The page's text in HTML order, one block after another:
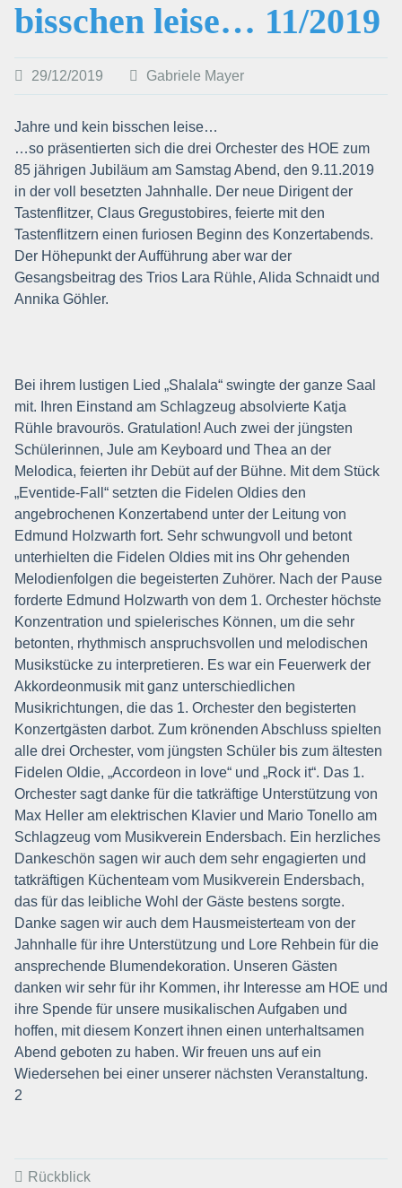
bisschen leise… 11/2019
29/12/2019 Gabriele Mayer
Jahre und kein bisschen leise…
…so präsentierten sich die drei Orchester des HOE zum
85 jährigen Jubiläum am Samstag Abend, den 9.11.2019
in der voll besetzten Jahnhalle. Der neue Dirigent der
Tastenflitzer, Claus Gregustobires, feierte mit den
Tastenflitzern einen furiosen Beginn des Konzertabends.
Der Höhepunkt der Aufführung aber war der
Gesangsbeitrag des Trios Lara Rühle, Alida Schnaidt und
Annika Göhler.
Bei ihrem lustigen Lied „Shalala“ swingte der ganze Saal
mit. Ihren Einstand am Schlagzeug absolvierte Katja
Rühle bravourös. Gratulation! Auch zwei der jüngsten
Schülerinnen, Jule am Keyboard und Thea an der
Melodica, feierten ihr Debüt auf der Bühne. Mit dem Stück
„Eventide-Fall“ setzten die Fidelen Oldies den
angebrochenen Konzertabend unter der Leitung von
Edmund Holzwarth fort. Sehr schwungvoll und betont
unterhielten die Fidelen Oldies mit ins Ohr gehenden
Melodienfolgen die begeisterten Zuhörer. Nach der Pause
forderte Edmund Holzwarth von dem 1. Orchester höchste
Konzentration und spielerisches Können, um die sehr
betonten, rhythmisch anspruchsvollen und melodischen
Musikstücke zu interpretieren. Es war ein Feuerwerk der
Akkordeonmusik mit ganz unterschiedlichen
Musikrichtungen, die das 1. Orchester den begisterten
Konzertgästen darbot. Zum krönenden Abschluss spielten
alle drei Orchester, vom jüngsten Schüler bis zum ältesten
Fidelen Oldie, „Accordeon in love“ und „Rock it“. Das 1.
Orchester sagt danke für die tatkräftige Unterstützung von
Max Heller am elektrischen Klavier und Mario Tonello am
Schlagzeug vom Musikverein Endersbach. Ein herzliches
Dankeschön sagen wir auch dem sehr engagierten und
tatkräftigen Küchenteam vom Musikverein Endersbach,
das für das leibliche Wohl der Gäste bestens sorgte.
Danke sagen wir auch dem Hausmeisterteam von der
Jahnhalle für ihre Unterstützung und Lore Rehbein für die
ansprechende Blumendekoration. Unseren Gästen
danken wir sehr für ihr Kommen, ihr Interesse am HOE und
ihre Spende für unsere musikalischen Aufgaben und
hoffen, mit diesem Konzert ihnen einen unterhaltsamen
Abend geboten zu haben. Wir freuen uns auf ein
Wiedersehen bei einer unserer nächsten Veranstaltung.
2
Rückblick